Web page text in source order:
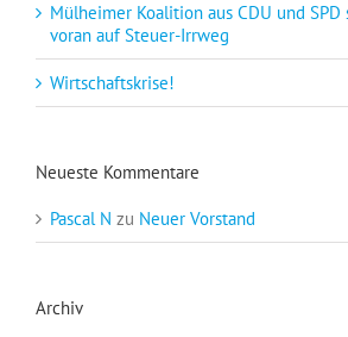
Mülheimer Koalition aus CDU und
voran auf Steuer-Irrweg
Wirtschaftskrise!
Neueste Kommentare
Pascal N zu Neuer Vorstand
Archiv